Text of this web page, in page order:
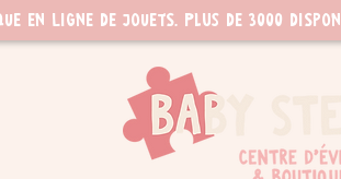
en ligne de jouets. PLUS de 3000